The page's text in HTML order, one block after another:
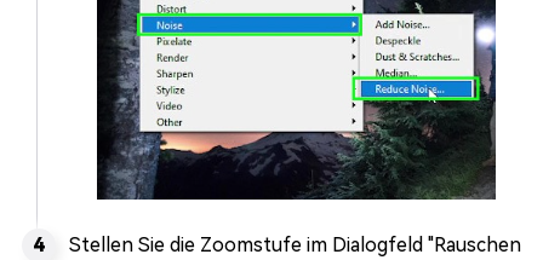
Stellen Sie die Zoomstufe im Dialogfeld "Rauschen